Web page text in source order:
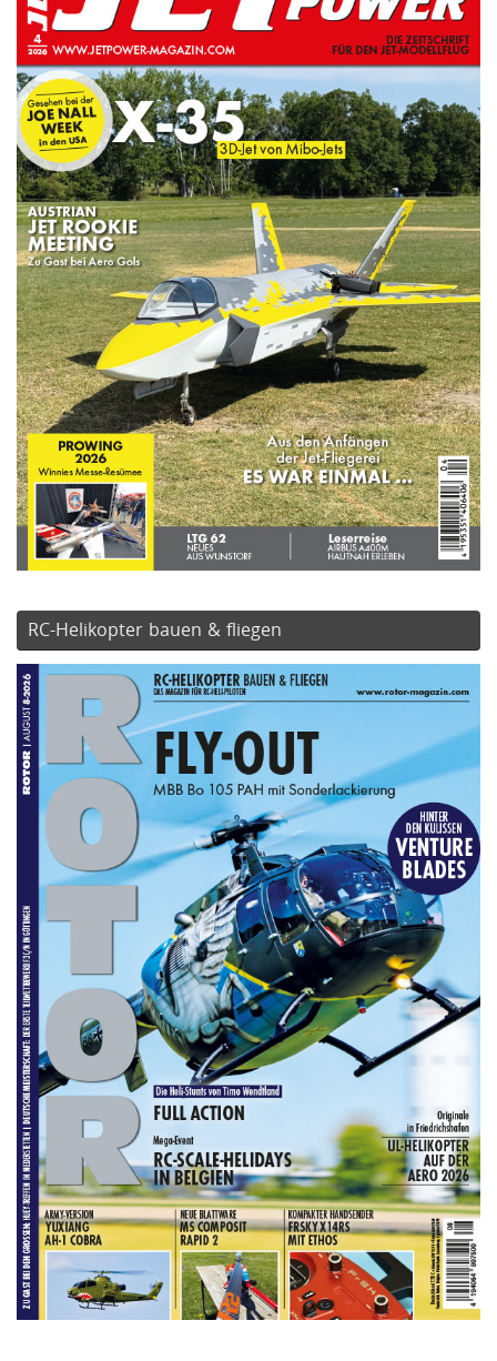
RC-Helikopter bauen & fliegen